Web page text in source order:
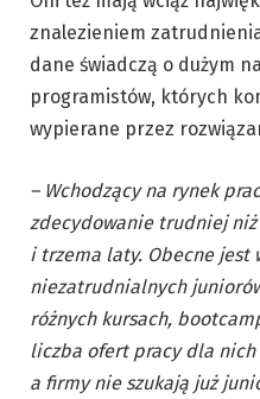
znalezieniem
dane świadczą o dużym
programistów, których
wypierane przez
– Wchodzący na rynek
zdecydowanie trudniej
i trzema laty. Obecne jest
niezatrudnialnych
różnych kursach,
liczba ofert pracy dla nich
a firmy nie szukają już